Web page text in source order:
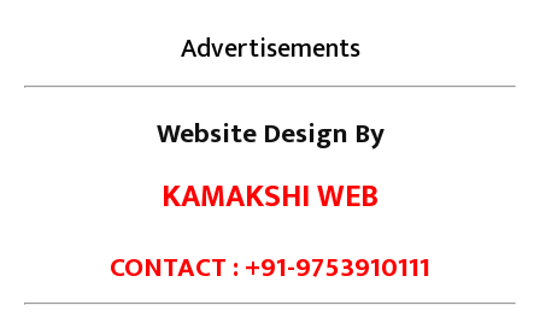
Advertisements
Website Design By
KAMAKSHI WEB
CONTACT : +91-9753910111